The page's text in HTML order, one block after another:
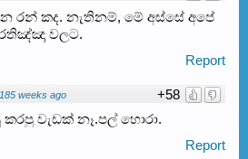
රන් කද. නැතිනම්, මේ අස්සේ අපේ
වලට.
Report
+58
185 weeks ago
වැඩක් නෑ.පල් හොරා.
Report